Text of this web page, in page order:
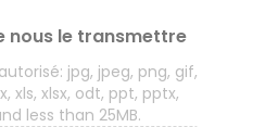
nous le transmettre
jpg, jpeg, png, gif,
xls, xlsx, odt, ppt, pptx,
less than 25MB.